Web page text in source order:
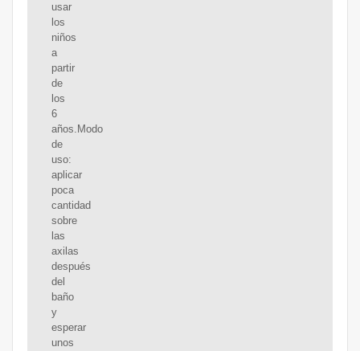
usar
los
niños
a
partir
de
los
6
años.Modo
de
uso:
aplicar
poca
cantidad
sobre
las
axilas
después
del
baño
y
esperar
unos